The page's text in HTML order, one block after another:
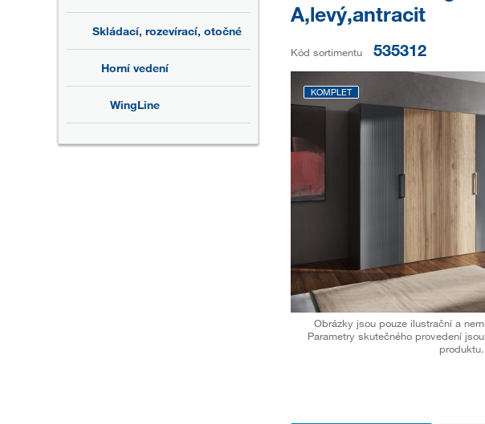
Skládací, rozevírací, otočné
Horní vedení
WingLine
A,levý,antracit
Kód sortimentu 535312
KOMPLET
Obrázky jsou pouze ilustrační a
Parametry skutečného provedení
produktu.